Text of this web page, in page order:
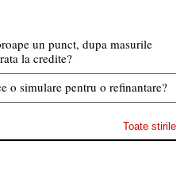
un punct, dupa masurile
la credite?
o simulare pentru o refinantare?
Toate stirile